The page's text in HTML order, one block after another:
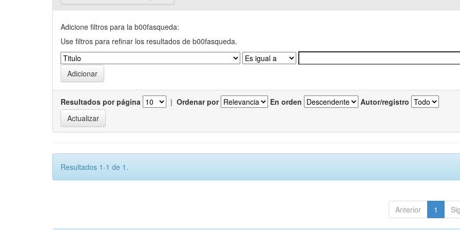
Adicione filtros para la b00fasqueda:
Use filtros para refinar los resultados de b00fasqueda.
Resultados por página | Ordenar por En orden Autor/registro
Resultados 1-1 de 1.
Anterior 1